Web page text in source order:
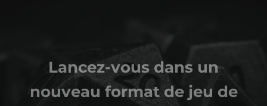
Lancez-vous dans un
nouveau format de jeu de